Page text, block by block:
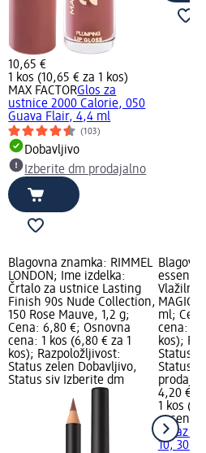
10,65 €
1 kos (10,65 € za 1 kos)
MAX FACTORGlos za
ustnice 2000 Calorie, 050
Guava Flair, 4,4 ml
(103)
Dobavljivo
Izberite dm prodajalno
Blagovna znamka: RIMMEL
LONDON; Ime izdelka:
Črtalo za ustnice Lasting
Finish 90s Nude Collection,
150 Rose Mauve, 1,2 g;
Cena: 6,80 €; Osnovna
cena: 1 kos (6,80 € za 1
kos); Razpoložljivost:
Status zelen Dobavljivo,
Status siv Izberite dm
Vlažilna
MAGIC
ml;
cena: 1
kos);
Status
Status
4,20 €
1 kos
essence
obraz
10, 30 ml